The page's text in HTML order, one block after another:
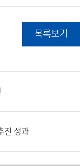
목록보기
진 성과